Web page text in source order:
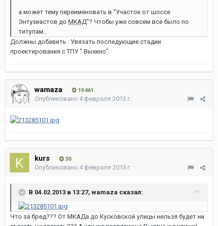
а может тему переименовать в "Участок от шоссе
Энтузиастов до МКАД"? Чтобы уже совсем все было по
титулам..
Должны добавить : Увязать последующие стадии
проектирования с ТПУ " Выхино"
wamaza 19 461
Опубликовано 4 февраля 2013 г.
kurs 30
Опубликовано 4 февраля 2013 г.
В 04.02.2013 в 13:27, wamaza сказал:
Что за бред??? От МКАДа до Кусковской улицы нельзя будет ни